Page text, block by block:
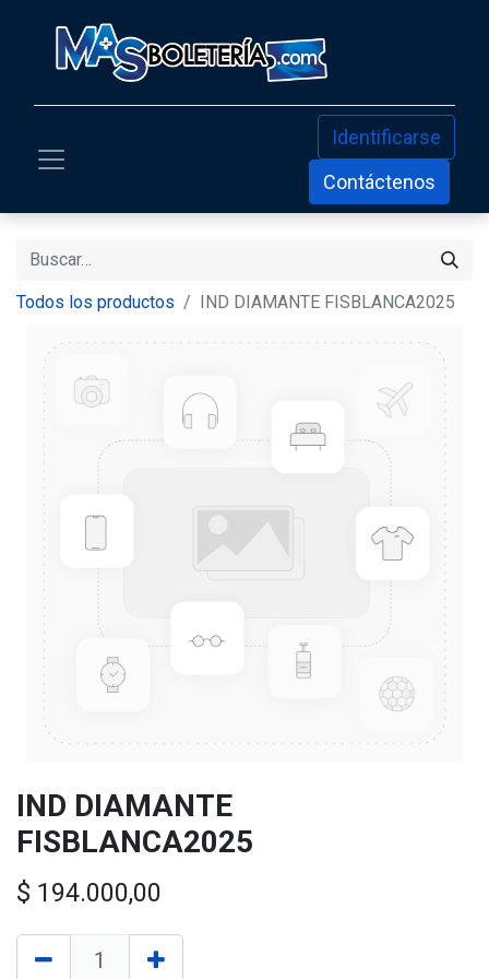
Identificarse
Contáctenos
Todos los productos IND DIAMANTE FISBLANCA2025
IND DIAMANTE
FISBLANCA2025
$ 194.000,00